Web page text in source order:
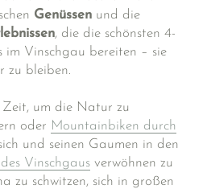
Genüssen und die
, die die schön­sten 4-
im Vinschgau bereiten – sie
zu bleiben.
Zeit, um die Natur zu
oder Mountainbiken durch
und seinen Gau­men in den
Vinschgausverwöhnen zu
zu schwitzen, sich in großen